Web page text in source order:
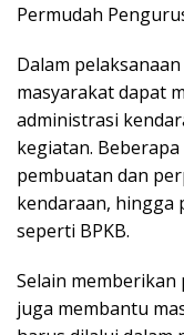
Permudah
Dalam
masyarakat dapat
administrasi
kegiatan.
pembuatan dan
kendaraan, hingga
seperti BPKB.
Selain
juga membantu